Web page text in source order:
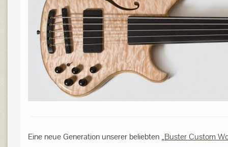
Eine neue Generation unserer beliebten „Buster Custom